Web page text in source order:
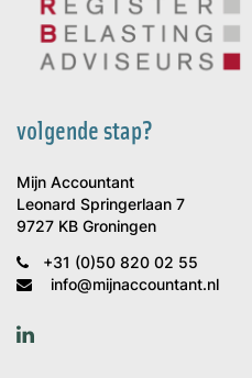
volgende stap?
Mijn Accountant
Leonard Springerlaan 7
9727 KB Groningen
+31 (0)50 820 02 55
info@mijnaccountant.nl